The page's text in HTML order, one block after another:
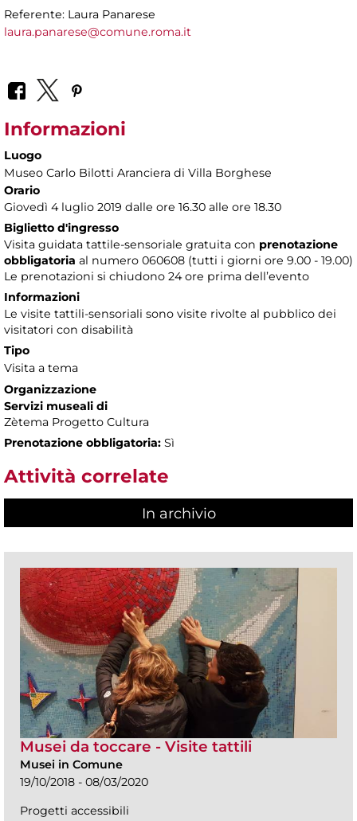
Referente: Laura Panarese
laura.panarese@comune.roma.it
Informazioni
Luogo
Museo Carlo Bilotti Aranciera di Villa Borghese
Orario
Giovedì 4 luglio 2019 dalle ore 16.30 alle ore 18.30
Biglietto d'ingresso
Visita guidata tattile-sensoriale gratuita con prenotazione
obbligatoria al numero 060608 (tutti i giorni ore 9.00 - 19.00)
Le prenotazioni si chiudono 24 ore prima dell’evento
Informazioni
Le visite tattili-sensoriali sono visite rivolte al pubblico dei
visitatori con disabilità
Tipo
Visita a tema
Organizzazione
Servizi museali di
Zètema Progetto Cultura
Prenotazione obbligatoria: Sì
Attività correlate
In archivio
Musei da toccare - Visite tattili
Musei in Comune
19/10/2018 - 08/03/2020
Progetti accessibili